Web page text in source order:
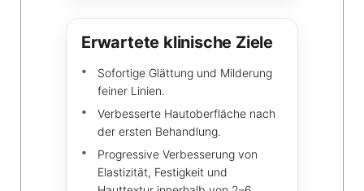
Erwartete klinische Ziele
Sofortige Glättung und Milderung
feiner Linien.
Verbesserte Hautoberfläche nach
der ersten Behandlung.
Progressive Verbesserung von
Elastizität, Festigkeit und